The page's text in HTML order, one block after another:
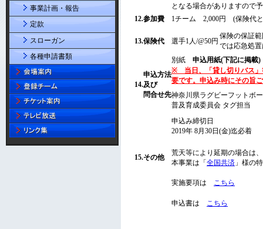
事業計画・報告
定款
スローガン
各種申請書類